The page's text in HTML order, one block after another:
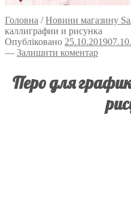
Головна /Новини магазину
каллиграфии и рисунка
Опубліковано 25.10.2019
— Залишити коментар
Перо для